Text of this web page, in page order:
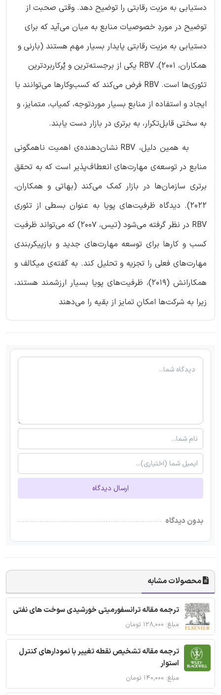
دستیابی به مزیت رقابتی را توضیح دهد. وقتی صحبت از
توضیح در موردِ خصوصیات منابع به میان می‌آید که برای
دستیابی به مزیت رقابتی پایدار بسیار مهم هستند (بارنی و
همکاران، 2001)، RBV یکی از برجسته‌ترین و پُرکاربردترین
تئوری‌ها است. RBV فرض می‌کند که کسب‌وکارها می‌توانند با
ایجاد و استفاده از منابع بسیار موردتوجه، کمیاب، متمایز، و
به سختی قابل‌تکرار، به برتری در بازار دست یابند.
به همین دلیل، RBV نشان‌دهنده‌ی اهمیت ناهمگونی
منابع در توسعه‌ی مهارت‌های انعطاف‌پذیر است که به تحقق
برتری سازمان‌ها در بازار کمک می‌کند (بهاتی و همکاران،
2022). دیدگاه ظرفیت‌های پویا به عنوان بسطی از تئوری
RBV در نظر گرفته می‌شود (تیس، 2007) که می‌تواند ظرفیت
کسب و کارها برای توسعه مهارت‌های جدید و بازپیکربندی
مهارت‌های فعلی را تجزیه و تحلیل کند. به گفته‌ی میکالف و
همکارانش (2019)، ظرفیت‌های پویا بسیار ارزشمند هستند،
زیرا به شرکت‌ها امکانِ تمایز از بقیه را می‌دهند
ارسال دیدگاه
بدون دیدگاه
محصولات مشابه
ترجمه مقاله ترانسفورمیتی خورشیدی سوخت های نفتی
مبلغ: ۱۲۸,۰۰۰ تومان
ترجمه مقاله تشخیص نقطه تغییر با نمودارهای کنترل
استوار
مبلغ: ۱۴۰,۰۰۰ تومان